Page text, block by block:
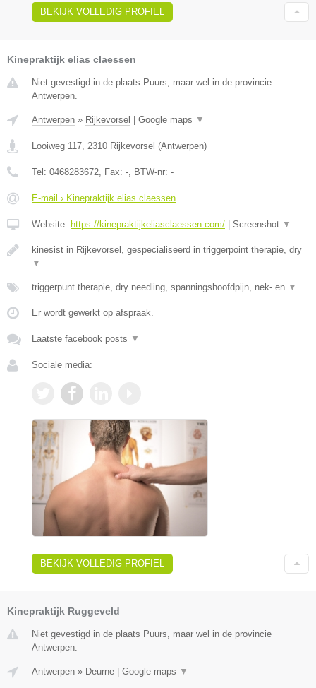
BEKIJK VOLLEDIG PROFIEL
Kinepraktijk elias claessen
Niet gevestigd in de plaats Puurs, maar wel in de provincie
Antwerpen.
Antwerpen » Rijkevorsel Google maps ▼
Looiweg 117, 2310 Rijkevorsel (Antwerpen)
Tel: 0468283672, Fax: -, BTW-nr: -
E-mail › Kinepraktijk elias claessen
Website: https://kinepraktijkeliasclaessen.com/ Screenshot ▼
kinesist in Rijkevorsel, gespecialiseerd in triggerpoint therapie, dry
▼
triggerpunt therapie, dry needling, spanningshoofdpijn, nek- en ▼
Er wordt gewerkt op afspraak.
Laatste facebook posts ▼
Sociale media:
BEKIJK VOLLEDIG PROFIEL
Kinepraktijk Ruggeveld
Niet gevestigd in de plaats Puurs, maar wel in de provincie
Antwerpen.
Antwerpen » Deurne Google maps ▼